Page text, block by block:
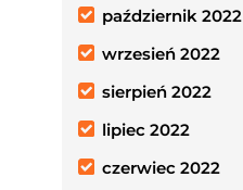
październik 2022
wrzesień 2022
sierpień 2022
lipiec 2022
czerwiec 2022